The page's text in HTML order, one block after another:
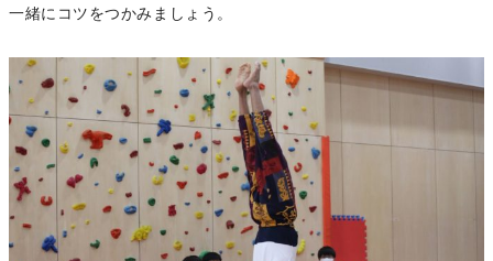
一緒にコツをつかみましょう。